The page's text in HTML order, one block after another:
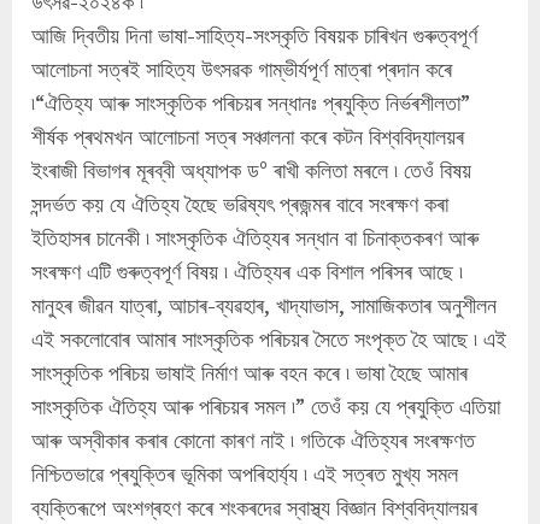
আজি দ্বিতীয় দিনা ভাষা-সাহিত্য-সংস্কৃতি বিষয়ক চাৰিখন গুৰুত্বপূৰ্ণ
আলোচনা সত্ৰই সাহিত্য উৎসৱক গাম্ভীৰ্যপূৰ্ণ মাত্ৰা প্ৰদান কৰে
৷“ঐতিহ্য আৰু সাংস্কৃতিক পৰিচয়ৰ সন্ধানঃ প্ৰযুক্তি নিৰ্ভৰশীলতা”
শীৰ্ষক প্ৰথমখন আলোচনা সত্ৰ সঞ্চালনা কৰে কটন বিশ্ববিদ্যালয়ৰ
ইংৰাজী বিভাগৰ মূৰব্বী অধ্যাপক ড° ৰাখী কলিতা মৰলে ৷ তেওঁ বিষয়
সন্দৰ্ভত কয় যে ঐতিহ্য হৈছে ভৱিষ্যৎ প্ৰজন্মৰ বাবে সংৰক্ষণ কৰা
ইতিহাসৰ চানেকী ৷ সাংস্কৃতিক ঐতিহ্যৰ সন্ধান বা চিনাক্তকৰণ আৰু
সংৰক্ষণ এটি গুৰুত্বপূৰ্ণ বিষয় ৷ ঐতিহ্যৰ এক বিশাল পৰিসৰ আছে ৷
মানুহৰ জীৱন যাত্ৰা, আচাৰ-ব্যৱহাৰ, খাদ্যাভাস, সামাজিকতাৰ অনুশীলন
এই সকলোবোৰ আমাৰ সাংস্কৃতিক পৰিচয়ৰ সৈতে সংপৃক্ত হৈ আছে ৷ এই
সাংস্কৃতিক পৰিচয় ভাষাই নিৰ্মাণ আৰু বহন কৰে ৷ ভাষা হৈছে আমাৰ
সাংস্কৃতিক ঐতিহ্য আৰু পৰিচয়ৰ সমল ৷” তেওঁ কয় যে প্ৰযুক্তি এতিয়া
আৰু অস্বীকাৰ কৰাৰ কোনো কাৰণ নাই ৷ গতিকে ঐতিহ্যৰ সংৰক্ষণত
নিশ্চিতভাৱে প্ৰযুক্তিৰ ভূমিকা অপৰিহাৰ্য্য ৷ এই সত্ৰত মুখ্য সমল
ব্যক্তিৰূপে অংশগ্ৰহণ কৰে শংকৰদেৱ স্বাস্থ্য বিজ্ঞান বিশ্ববিদ্যালয়ৰ